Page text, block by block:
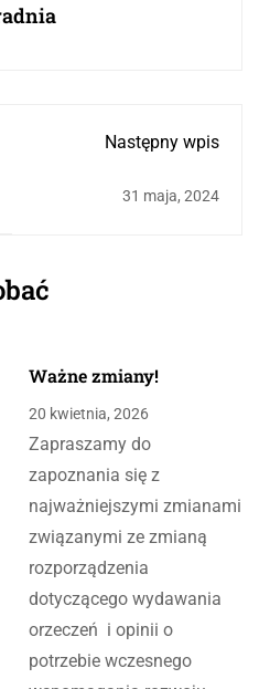
Następny wpis
31 maja, 2024
Ważne zmiany!
20 kwietnia, 2026
Zapraszamy do
zapoznania się z
najważniejszymi zmianami
związanymi ze zmianą
rozporządzenia
dotyczącego wydawania
orzeczeń i opinii o
potrzebie wczesnego